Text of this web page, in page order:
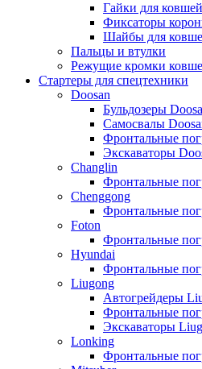
Гайки для
Фиксаторы
Шайбы для
Пальцы и втулки
Режущие кромки
Стартеры для спецтехники
Doosan
Бульдозеры
Самосвалы
Фронтальные
Экскаваторы
Changlin
Фронтальные
Chenggong
Фронтальные
Foton
Фронтальные
Hyundai
Фронтальные
Liugong
Автогрейдеры
Фронтальные
Экскаваторы
Lonking
Фронтальные